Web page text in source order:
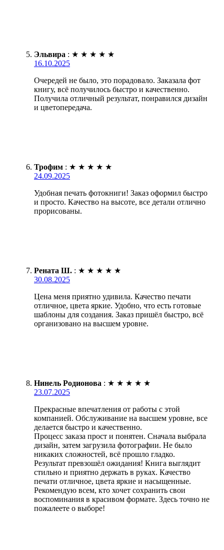
Эльвира : ★ ★ ★ ★ ★
16.10.2025
Очередей не было, это порадовало. Заказала фот
книгу, всё получилось быстро и качественно.
Получила отличный результат, понравился дизайн
и цветопередача.
Трофим : ★ ★ ★ ★ ★
24.09.2025
Удобная печать фотокниги! Заказ оформил быстро
и просто. Качество на высоте, все детали отлично
прорисованы.
Рената Ш. : ★ ★ ★ ★ ★
30.08.2025
Цена меня приятно удивила. Качество печати
отличное, цвета яркие. Удобно, что есть готовые
шаблоны для создания. Заказ пришёл быстро, всё
организовано на высшем уровне.
Нинель Родионова : ★ ★ ★ ★ ★
23.07.2025
Прекрасные впечатления от работы с этой
компанией. Обслуживание на высшем уровне, все
делается быстро и качественно.
Процесс заказа прост и понятен. Сначала выбрала
дизайн, затем загрузила фотографии. Не было
никаких сложностей, всё прошло гладко.
Результат превзошёл ожидания! Книга выглядит
стильно и приятно держать в руках. Качество
печати отличное, цвета яркие и насыщенные.
Рекомендую всем, кто хочет сохранить свои
воспоминания в красивом формате. Здесь точно не
пожалеете о выборе!